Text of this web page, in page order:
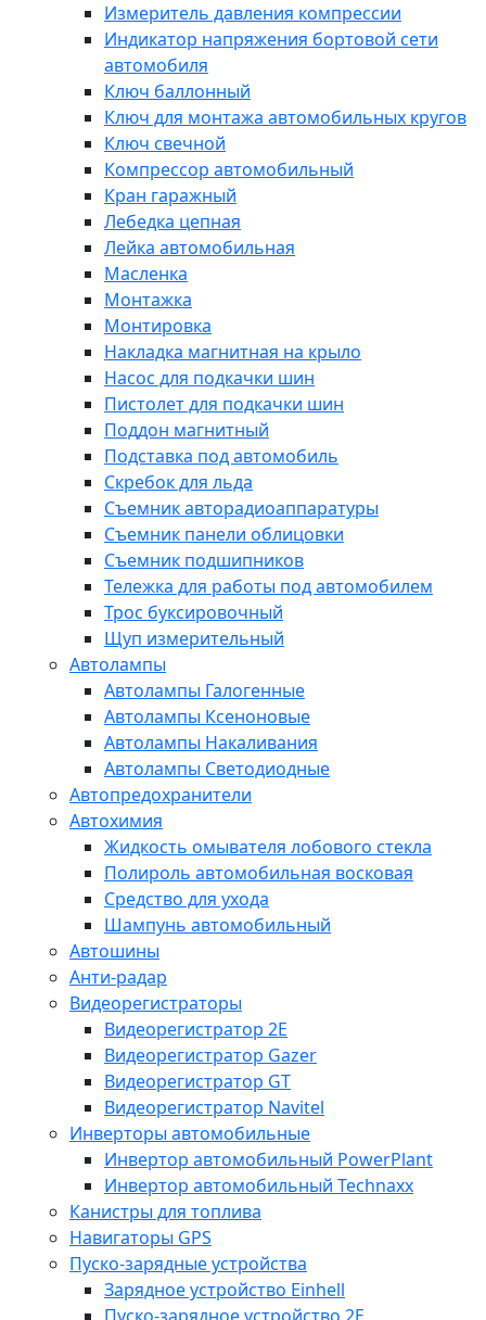
Измеритель давления компрессии
Индикатор напряжения бортовой сети
автомобиля
Ключ баллонный
Ключ для монтажа автомобильных кругов
Ключ свечной
Компрессор автомобильный
Кран гаражный
Лебедка цепная
Лейка автомобильная
Масленка
Монтажка
Монтировка
Накладка магнитная на крыло
Насос для подкачки шин
Пистолет для подкачки шин
Поддон магнитный
Подставка под автомобиль
Скребок для льда
Съемник авторадиоаппаратуры
Съемник панели облицовки
Съемник подшипников
Тележка для работы под автомобилем
Трос буксировочный
Щуп измерительный
Автолампы
Автолампы Галогенные
Автолампы Ксеноновые
Автолампы Накаливания
Автолампы Светодиодные
Автопредохранители
Автохимия
Жидкость омывателя лобового стекла
Полироль автомобильная восковая
Средство для ухода
Шампунь автомобильный
Автошины
Анти-радар
Видеорегистраторы
Видеорегистратор 2E
Видеорегистратор Gazer
Видеорегистратор GT
Видеорегистратор Navitel
Инверторы автомобильные
Инвертор автомобильный PowerPlant
Инвертор автомобильный Technaxx
Канистры для топлива
Навигаторы GPS
Пуско-зарядные устройства
Зарядное устройство Einhell